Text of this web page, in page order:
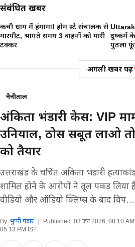
संबंधित खबरें
कैंची धाम में हंगामा! होम स्टे संचालक से
मारपीट, भागते समय 3 वाहनों को मारी
टक्कर
दुष्कर्म
पुतला
अगली खबर पढ़ें
नैनीताल
अंकिता भंडारी केस: VIP
उनियाल, ठोस सबूत लाओ
को तैयार
उत्तराखंड के चर्चित अंकिता भंडारी
शामिल होने के आरोपों ने तूल पकड़ लिया
वीडियो और ऑडियो क्लिप्स के बाद विप…
By: भुप्पी पंवार Published: 03 जन 2026, 08:10
05:13 PM IST